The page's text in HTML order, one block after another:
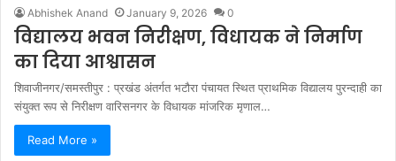
Abhishek Anand January 9, 2026 0
विद्यालय भवन निरीक्षण, विधायक ने निर्माण
का दिया आश्वासन
शिवाजीनगर/समस्तीपुर : प्रखंड अंतर्गत भटौरा पंचायत स्थित प्राथमिक विद्यालय पुरन्दाही का
संयुक्त रूप से निरीक्षण वारिसनगर के विधायक मांजरिक मृणाल…
Read More »